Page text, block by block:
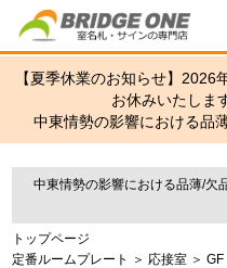
【夏季休業のお知らせ】
お休みいたしま
中東情勢の影響における品
中東情勢の影響における品薄/欠
トップページ
定番ルームプレート
＞ 応接室 ＞